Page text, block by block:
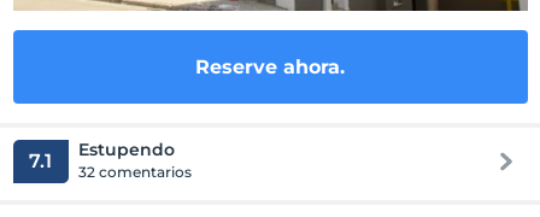
Reserve ahora.
7.1 Estupendo
32 comentarios